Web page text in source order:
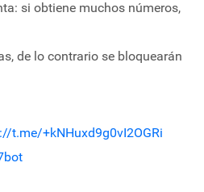
si obtiene muchos números,
de lo contrario se bloquearán
t.me/+kNHuxd9g0vI2OGRi